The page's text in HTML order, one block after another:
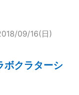
09/16(日)
クラターシ